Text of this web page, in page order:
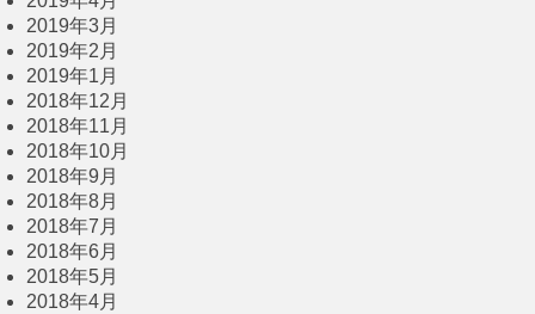
2019年3月
2019年2月
2019年1月
2018年12月
2018年11月
2018年10月
2018年9月
2018年8月
2018年7月
2018年6月
2018年5月
2018年4月